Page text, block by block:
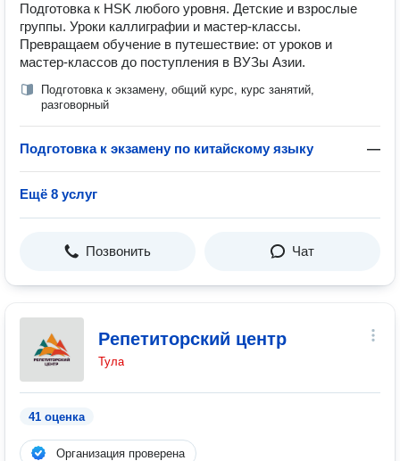
Подготовка к HSK любого уровня. Детские и взрослые
группы. Уроки каллиграфии и мастер-классы.
Превращаем обучение в путешествие: от уроков и
мастер-классов до поступления в ВУЗы Азии.
Подготовка к экзамену, общий курс, курс занятий,
разговорный
Подготовка к экзамену по китайскому языку —
Ещё 8 услуг
Позвонить Чат
Репетиторский центр
Тула
41 оценка
Организация проверена